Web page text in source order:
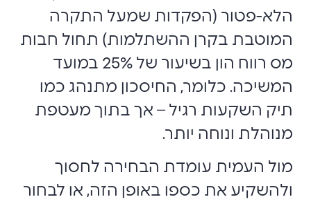
הלא-פטור (הפקדות שמעל התקרה
המוטבת בקרן ההשתלמות) תחול חבות
מס רווח הון בשיעור של 25% במועד
המשיכה. כלומר, החיסכון מתנהג כמו
תיק השקעות רגיל – אך בתוך מעטפת
מנוהלת ונוחה יותר.
מול העמית עומדת הבחירה לחסוך
ולהשקיע את כספו באופן הזה, או לבחור